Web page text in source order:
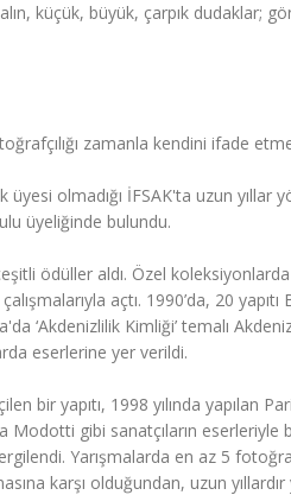
küçük, büyük, çarpık dudaklar;
zamanla kendini ifade
üyesi olmadığı İFSAK'ta uzun
üyeliğinde bulundu.
ödüller aldı. Özel
açtı. 1990’da, 20
‘Akdenizlilik Kimliği’ temalı
eserlerine yer verildi.
bir yapıtı, 1998 yılında yapılan
gibi sanatçıların eserleriyle
Yarışmalarda en az 5
karşı olduğundan, uzun yıllardır